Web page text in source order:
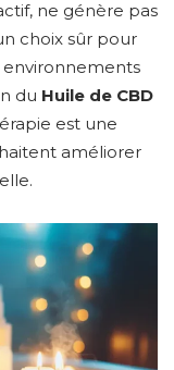
ne génère pas
choix sûr pour
environnements
du Huile de CBD
est une
améliorer